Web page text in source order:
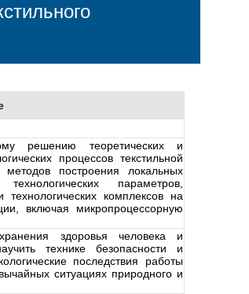
решению теоретических и
процессов текстильной
построения локальных
параметров,
комплексов на
включая микропроцессорную
здоровья человека и
технике безопасности и
последствия работы
ситуациях природного и